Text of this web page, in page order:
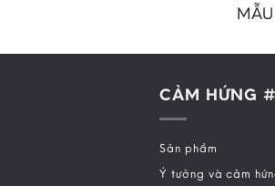
CẢM HỨNG
Sản phẩm
Ý tưởng và cảm